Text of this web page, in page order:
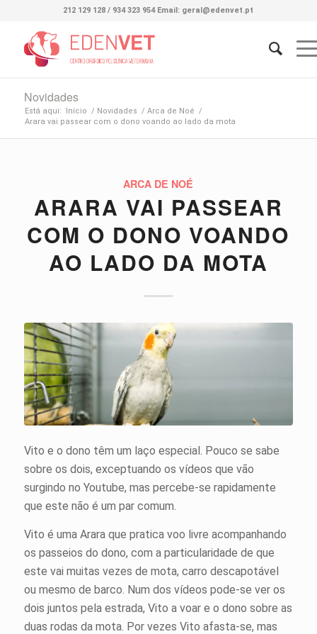
212 129 128 / 934 323 954 Email: geral@edenvet.pt
Novidades
Está aqui: Início / Novidades / Arca de Noé /
Arara vai passear com o dono voando ao lado da mota
ARCA DE NOÉ
ARARA VAI PASSEAR
COM O DONO VOANDO
AO LADO DA MOTA
Vito e o dono têm um laço especial. Pouco se sabe
sobre os dois, exceptuando os vídeos que vão
surgindo no Youtube, mas percebe-se rapidamente
que este não é um par comum.
Vito é uma Arara que pratica voo livre acompanhando
os passeios do dono, com a particularidade de que
este vai muitas vezes de mota, carro descapotável
ou mesmo de barco. Num dos vídeos pode-se ver os
dois juntos pela estrada, Vito a voar e o dono sobre as
duas rodas da mota. Por vezes Vito afasta-se, mas